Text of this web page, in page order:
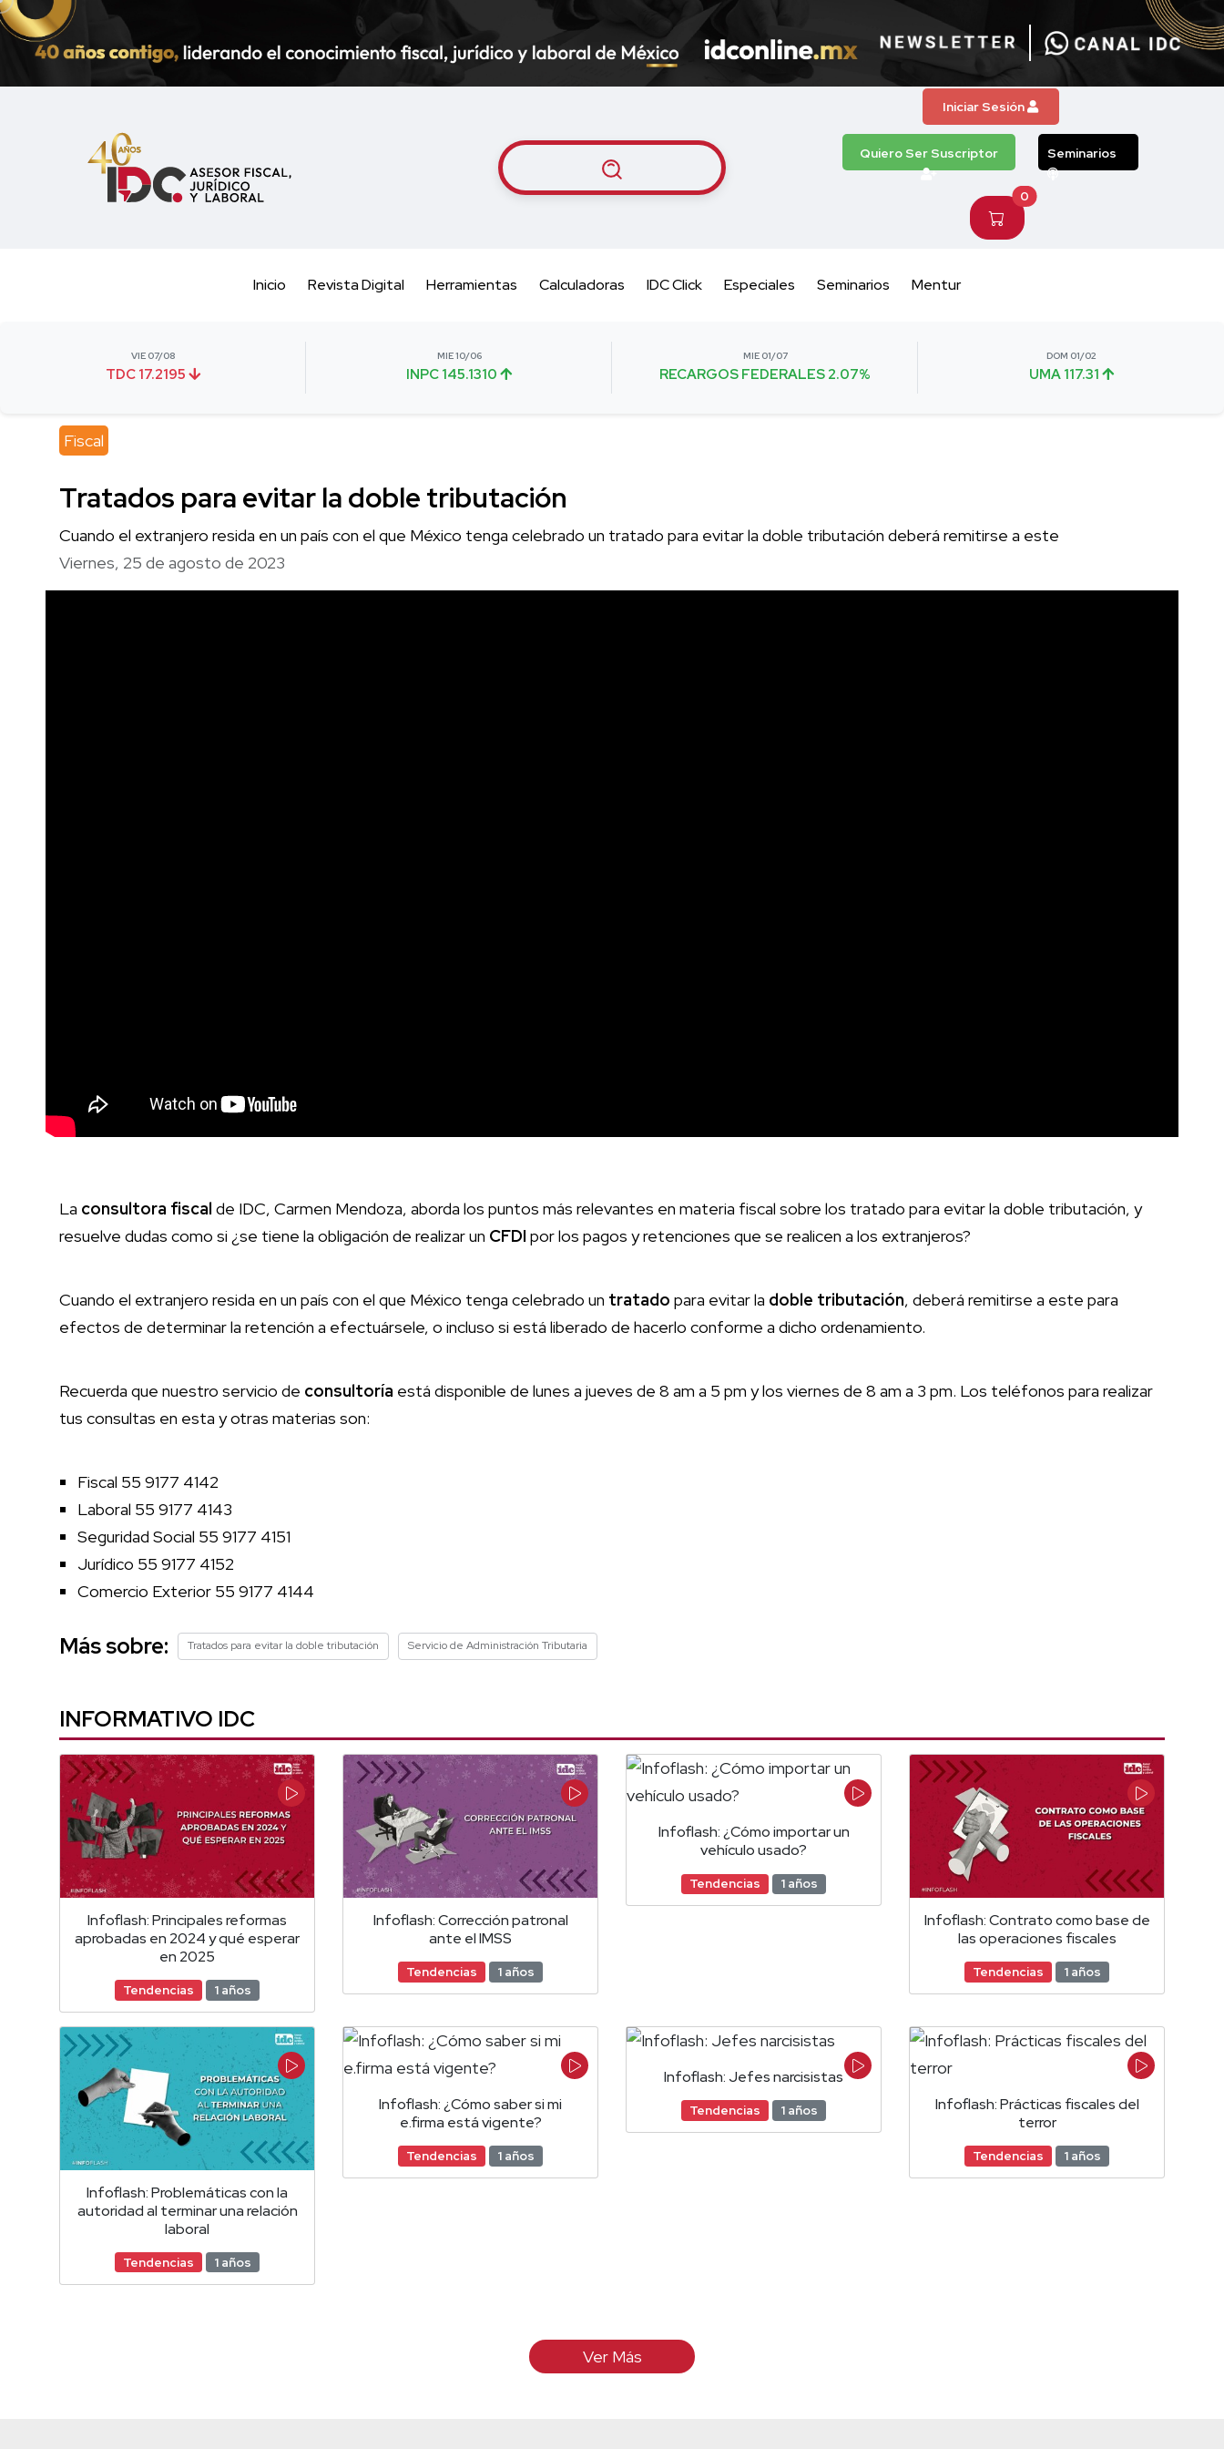
Iniciar Sesión
Quiero Ser Suscriptor Seminarios
0
Inicio Revista Digital Herramientas Calculadoras IDC Click Especiales Seminarios Mentur
VIE 07/08
TDC 17.2195
MIE 10/06
INPC 145.1310
MIE 01/07
RECARGOS FEDERALES 2.07%
DOM 01/02
UMA 117.31
Fiscal
Tratados para evitar la doble tributación
Cuando el extranjero resida en un país con el que México tenga celebrado un tratado para evitar la doble tributación deberá remitirse a este
Viernes, 25 de agosto de 2023
La consultora fiscal de IDC, Carmen Mendoza, aborda los puntos más relevantes en materia fiscal sobre los tratado para evitar la doble tributación, y
resuelve dudas como si ¿se tiene la obligación de realizar un CFDI por los pagos y retenciones que se realicen a los extranjeros?
Cuando el extranjero resida en un país con el que México tenga celebrado un tratado para evitar la doble tributación, deberá remitirse a este para
efectos de determinar la retención a efectuársele, o incluso si está liberado de hacerlo conforme a dicho ordenamiento.
Recuerda que nuestro servicio de consultoría está disponible de lunes a jueves de 8 am a 5 pm y los viernes de 8 am a 3 pm. Los teléfonos para realizar
tus consultas en esta y otras materias son:
Fiscal 55 9177 4142
Laboral 55 9177 4143
Seguridad Social 55 9177 4151
Jurídico 55 9177 4152
Comercio Exterior 55 9177 4144
Más sobre: Tratados para evitar la doble tributación Servicio de Administración Tributaria
INFORMATIVO IDC
Infoflash: Principales reformas
aprobadas en 2024 y qué esperar
en 2025
Tendencias 1 años
Infoflash: Corrección patronal
ante el IMSS
Tendencias 1 años
Infoflash: ¿Cómo importar un
vehículo usado?
Tendencias 1 años
Infoflash: Contrato como base de
las operaciones fiscales
Tendencias 1 años
Infoflash: Problemáticas con la
autoridad al terminar una relación
laboral
Tendencias 1 años
Infoflash: ¿Cómo saber si mi
e.firma está vigente?
Tendencias 1 años
Infoflash: Jefes narcisistas
Tendencias 1 años
Infoflash: Prácticas fiscales del
terror
Tendencias 1 años
Ver Más